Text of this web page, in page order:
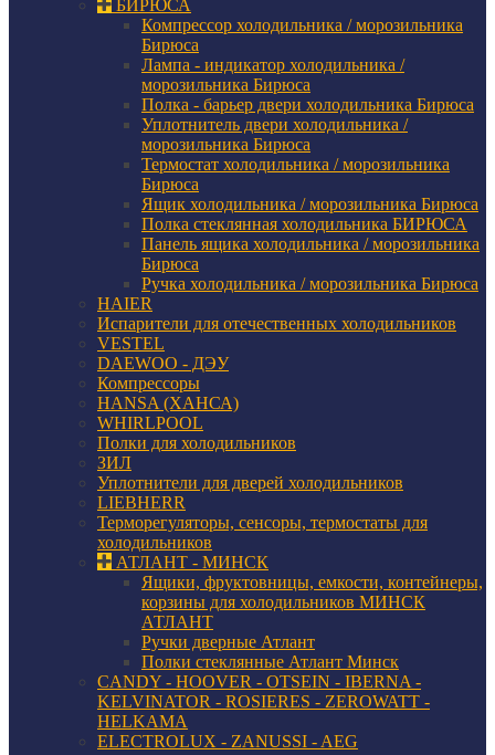
БИРЮСА
Компрессор холодильника / морозильника
Бирюса
Лампа - индикатор холодильника /
морозильника Бирюса
Полка - барьер двери холодильника Бирюса
Уплотнитель двери холодильника /
морозильника Бирюса
Термостат холодильника / морозильника
Бирюса
Ящик холодильника / морозильника Бирюса
Полка стеклянная холодильника БИРЮСА
Панель ящика холодильника / морозильника
Бирюса
Ручка холодильника / морозильника Бирюса
HAIER
Испарители для отечественных холодильников
VESTEL
DAEWOO - ДЭУ
Компрессоры
HANSA (ХАНСА)
WHIRLPOOL
Полки для холодильников
ЗИЛ
Уплотнители для дверей холодильников
LIEBHERR
Терморегуляторы, сенсоры, термостаты для
холодильников
АТЛАНТ - МИНСК
Ящики, фруктовницы, емкости, контейнеры,
корзины для холодильников МИНСК
АТЛАНТ
Ручки дверные Атлант
Полки стеклянные Атлант Минск
CANDY - HOOVER - OTSEIN - IBERNA -
KELVINATOR - ROSIERES - ZEROWATT -
HELKAMA
ELECTROLUX - ZANUSSI - AEG